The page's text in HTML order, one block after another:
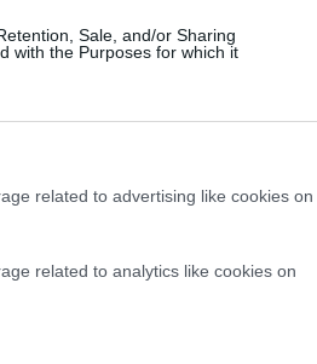
Sale, and/or Sharing
with the Purposes for which it
related to advertising like cookies on
related to analytics like cookies on
πως επιστρέφω "στην
την εσωτερική πίεση που θα μας
να μεταδώσετε το μήνυμα και να
πρόεδρος είχε
χθες την κυβέρνηση του
επιστρέψει.